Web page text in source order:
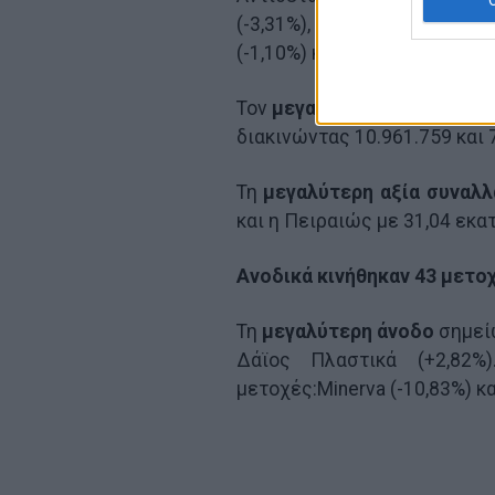
(-3,31%), της Jumbo (-
(-1,10%) και της Τιτάν (-1,08%).
Τον μεγαλύτερο όγκο
διακινώντας 10.961.759
Τη μεγαλύτερη αξία
και η Πειραιώς με 31,04
Ανοδικά κινήθηκαν 43
Τη μεγαλύτερη άνοδο
Δάϊος Πλαστικά
μετοχές:Μinerva (-10,83%)